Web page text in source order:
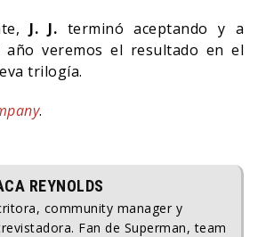
J. J. terminó aceptando y a
año veremos el resultado en el
trilogía.
.
REYNOLDS
community manager y
Fan de Superman, team